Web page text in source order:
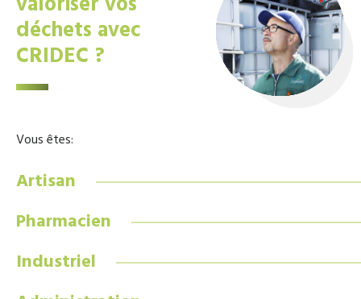
déchets avec
CRIDEC ?
Vous êtes:
Artisan
Pharmacien
Industriel